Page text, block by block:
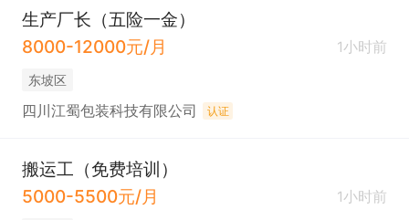
生产厂长（五险一金）
8000-12000元/月
1小时前
东坡区
四川江蜀包装科技有限公司 认证
搬运工（免费培训）
5000-5500元/月
1小时前